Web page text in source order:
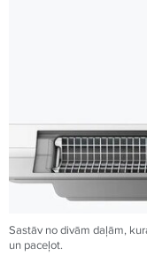
Sastāv no divām daļām,
un paceļot.